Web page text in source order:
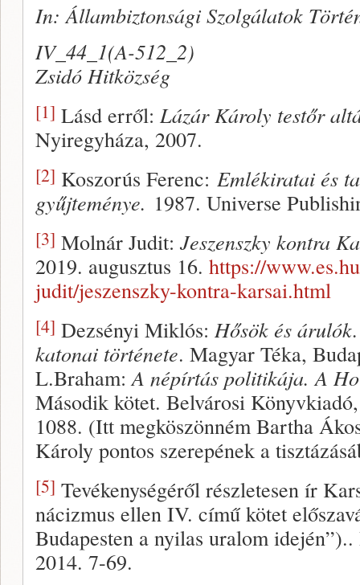
In: Állambiztonsági Szolgálatok
IV_44_1(A-512_2)
Zsidó Hitközség
[1] Lásd erről: Lázár Károly testőr
Nyiregyháza, 2007.
[2] Koszorús Ferenc: Emlékiratai és
gyűjteménye. 1987. Universe
[3] Molnár Judit: Jeszenszky kontra
2019. augusztus 16. https://
judit/jeszenszky-kontra-karsai.html
[4] Dezsényi Miklós: Hősök és
katonai története. Magyar Téka,
L.Braham:A népírtás politikája. A
Második kötet. Belvárosi
1088. (Itt megköszönném Bartha
Károly pontos szerepének a
[5] Tevékenységéről részletesen ír
nácizmus ellen IV. című kötet
Budapesten a nyilas uralom
2014. 7-69.